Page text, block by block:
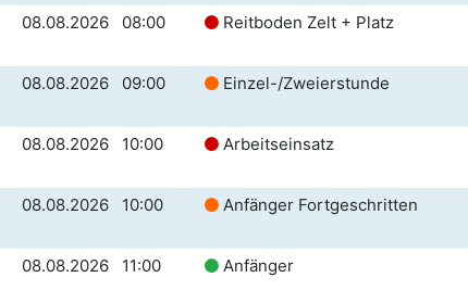
08.08.2026 08:00
Reitboden Zelt + Platz
08.08.2026 09:00
Einzel-/Zweierstunde
08.08.2026 10:00
Arbeitseinsatz
08.08.2026 10:00
Anfänger Fortgeschritten
08.08.2026 11:00
Anfänger